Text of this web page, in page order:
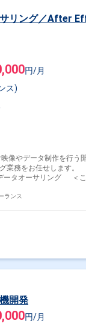
サリング／After
円/月
ス)
像やデータ制作を行う
グ業務をお任せします
ータオーサリング ＜こ
ランス
開発
円/月